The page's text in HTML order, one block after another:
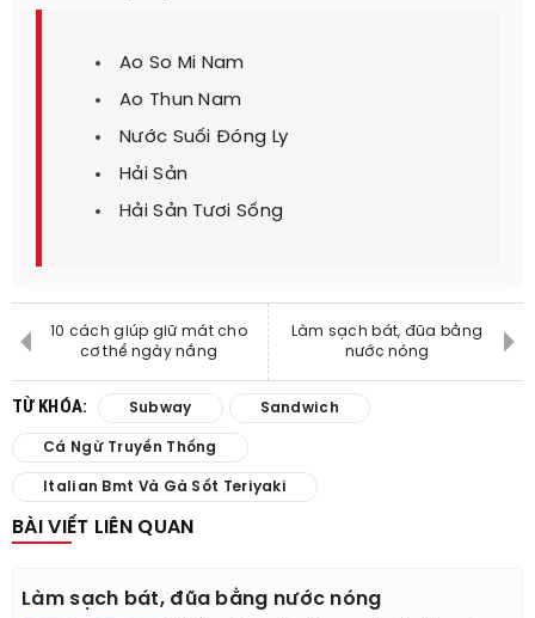
Ao So Mi Nam
Ao Thun Nam
Nước Suối Đóng Ly
Hải Sản
Hải Sản Tươi Sống
10 cách giúp giữ mát cho
cơ thể ngày nắng
Làm sạch bát, đũa bằng
nước nóng
TỪ KHÓA: Subway Sandwich
Cá Ngừ Truyền Thống
Italian Bmt Và Gà Sốt Teriyaki
BÀI VIẾT LIÊN QUAN
Làm sạch bát, đũa bằng nước nóng